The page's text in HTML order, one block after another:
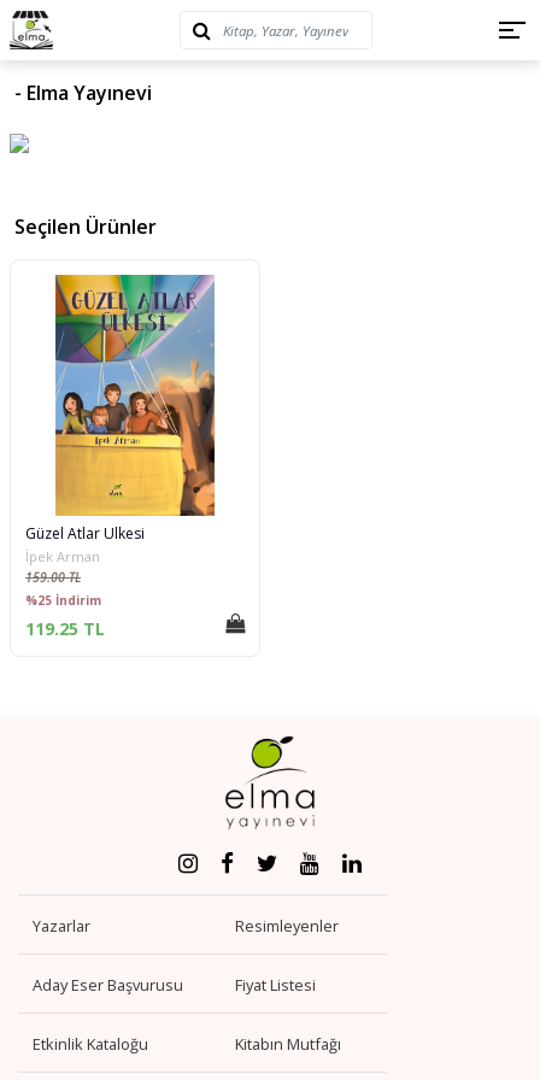
- Elma Yayınevi
Seçilen Ürünler
Güzel Atlar Ülkesi
İpek Arman
159.00 TL
%25 İndirim
119.25 TL
Yazarlar Resimleyenler
Aday Eser Başvurusu Fiyat Listesi
Etkinlik Kataloğu Kitabın Mutfağı